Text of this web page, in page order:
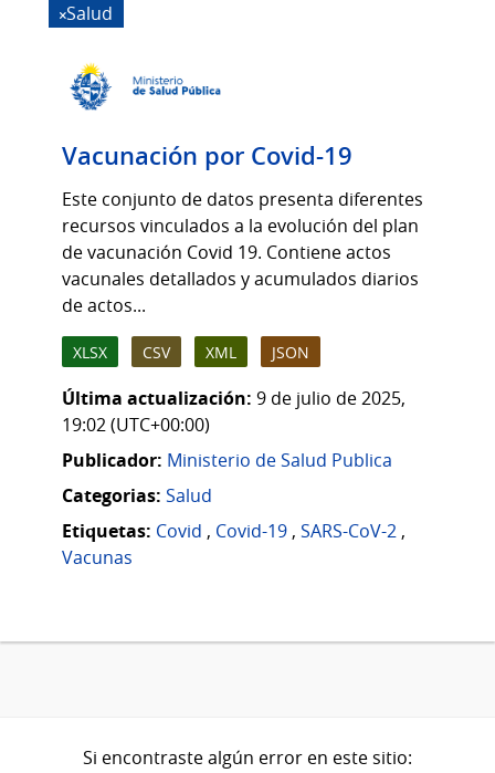
Salud
Vacunación por Covid-19
Este conjunto de datos presenta diferentes
recursos vinculados a la evolución del plan
de vacunación Covid 19. Contiene actos
vacunales detallados y acumulados diarios
de actos...
XLSX CSV XML JSON
Última actualización: 9 de julio de 2025,
19:02 (UTC+00:00)
Publicador: Ministerio de Salud Publica
Categorias: Salud
Etiquetas: Covid , Covid-19 , SARS-CoV-2 ,
Vacunas
Si encontraste algún error en este sitio: